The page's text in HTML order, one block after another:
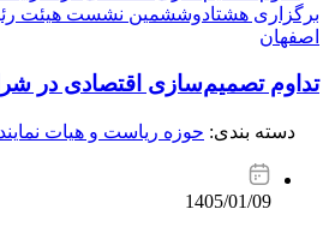
برگزاری هشتادوششمین نشست هیئت
اصفهان
تداوم تصمیم‌سازی اقتصادی در
دسته بندی: حوزه ریاست و هیات
1405/01/09